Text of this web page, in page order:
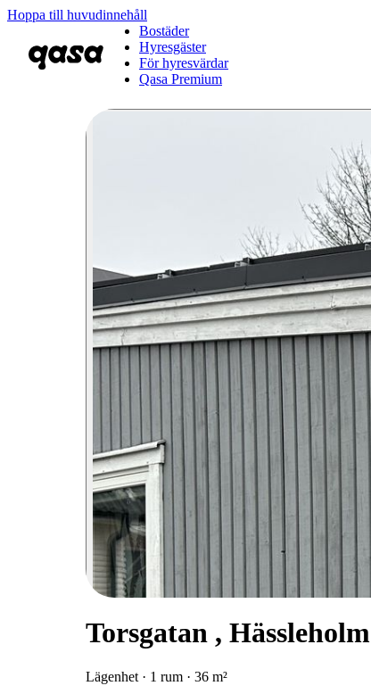
Hoppa till huvudinnehåll
Bostäder
Hyresgäster
För hyresvärdar
Qasa Premium
Torsgatan , Hässleholm
Lägenhet · 1 rum · 36 m²